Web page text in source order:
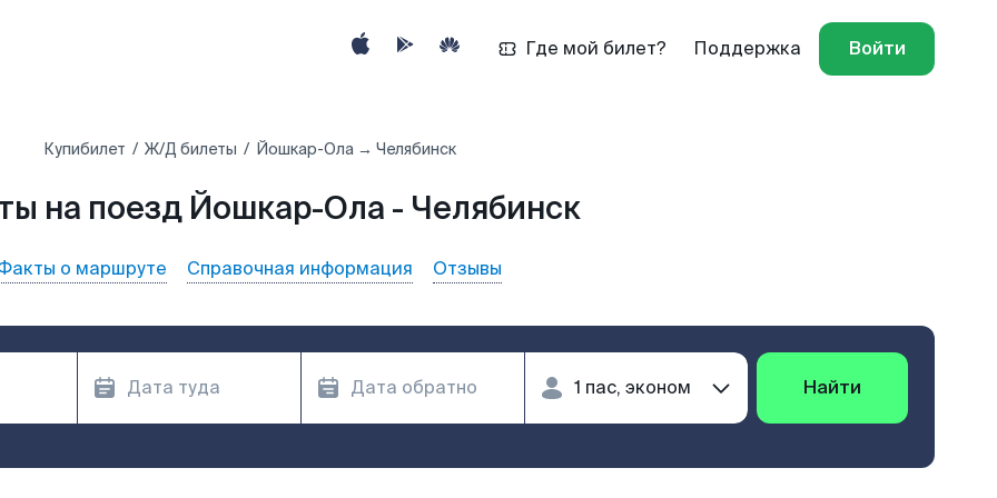
Где мой билет? Поддержка Войти
Купибилет Ж/Д билеты Йошкар-Ола → Челябинск
на поезд Йошкар-Ола - Челябинск
о маршруте Справочная информация Отзывы
Найти